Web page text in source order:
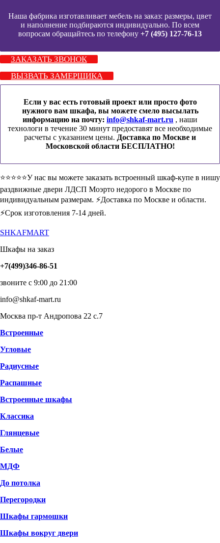
Наша фабрика изготавливает мебель на заказ: размеры, цвет
и наполнение подбираются индивидуально. По всем
вопросам обращайтесь по телефону +7 (495) 127-76-13
ЗАКАЗАТЬ ЗВОНОК
ВЫЗВАТЬ ЗАМЕРЩИКА
Если у вас есть готовый проект или просто фото
нужного вам шкафа, вы можете смело высылать
информацию на почту: info@shkaf-mart.ru , наши
технологи в течение 30 минут предоставят все необходимые
расчеты с указанием цены. Доставка по Москве и
Московской области БЕСПЛАТНО!
⭐️⭐️⭐️⭐️⭐️У нас вы можете заказать встроенный шкаф-купе в нишу
раздвижные двери ЛДСП Моэрто недорого в Москве по
индивидуальным размерам. ⚡️Доставка по Москве и области.
⚡️Срок изготовления 7-14 дней.
SHKAFMART
Шкафы на заказ
+7(499)346-86-51
звоните с 9:00 до 21:00
info@shkaf-mart.ru
Москва пр-т Андропова 22 с.7
Встроенные
Угловые
Радиусные
Распашные
Встроенные шкафы
Классика
Глянцевые
Белые
МДФ
До потолка
Перегородки
Шкафы гармошки
Шкафы вокруг двери